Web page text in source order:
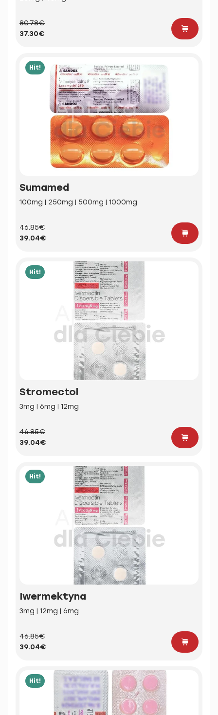
80.78€
37.30€
Hit!
Sumamed
100mg | 250mg | 500mg | 1000mg
46.85€
39.04€
Hit!
Stromectol
3mg | 6mg | 12mg
46.85€
39.04€
Hit!
Iwermektyna
3mg | 12mg | 6mg
46.85€
39.04€
Hit!